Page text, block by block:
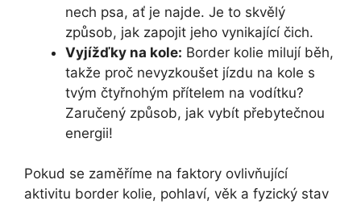
nech psa, ať je najde. Je to skvělý
způsob, jak zapojit jeho vynikající čich.
Vyjížďky na kole: Border kolie milují běh,
takže proč nevyzkoušet jízdu na kole s
tvým čtyřnohým přítelem na vodítku?
Zaručený způsob, jak vybít přebytečnou
energii!
Pokud se zaměříme na faktory ovlivňující
aktivitu border kolie, pohlaví, věk a fyzický stav